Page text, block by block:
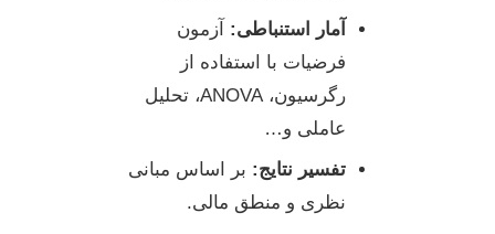
آمار استنباطی: آزمون
فرضیات با استفاده از
رگرسیون، ANOVA، تحلیل
عاملی و…
تفسیر نتایج: بر اساس مبانی
نظری و منطق مالی.